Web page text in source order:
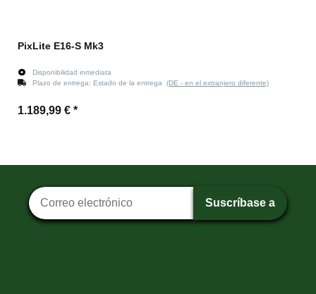
PixLite E16-S Mk3
Disponibilidad inmediata
Plazo de entrega: Estado de la entrega (DE - en el extranjero diferente)
1.189,99 € *
Suscripción al boletín
Suscríbase a